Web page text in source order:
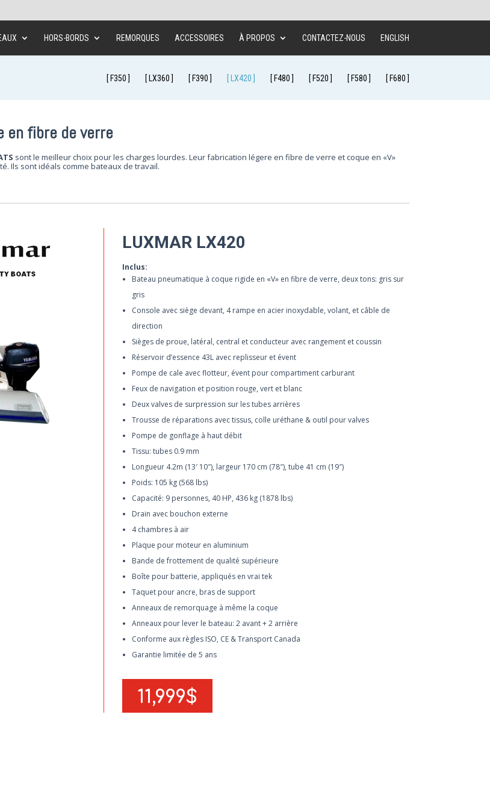
HORS-BORDS REMORQUES ACCESSOIRES À PROPOS CONTACTEZ-NOUS ENGLISH
[ F350 ] [ LX360 ] [ F390 ] [ LX420 ] [ F480 ] [ F520 ] [ F580 ] [ F680 ]
en fibre de verre
sont le meilleur choix pour les charges lourdes. Leur fabrication légere en fibre de verre et coque en «V»
Ils sont idéals comme bateaux de travail.
LUXMAR LX420
Inclus:
Bateau pneumatique à coque rigide en «V» en fibre de verre, deux tons: gris sur
gris
Console avec siège devant, 4 rampe en acier inoxydable, volant, et câble de
direction
Sièges de proue, latéral, central et conducteur avec rangement et coussin
Réservoir d’essence 43L avec replisseur et évent
Pompe de cale avec flotteur, évent pour compartiment carburant
Feux de navigation et position rouge, vert et blanc
Deux valves de surpression sur les tubes arrières
Trousse de réparations avec tissus, colle uréthane & outil pour valves
Pompe de gonflage à haut débit
Tissu: tubes 0.9 mm
Longueur 4.2m (13′ 10″), largeur 170 cm (78″), tube 41 cm (19″)
Poids: 105 kg (568 lbs)
Capacité: 9 personnes, 40 HP, 436 kg (1878 lbs)
Drain avec bouchon externe
4 chambres à air
Plaque pour moteur en aluminium
Bande de frottement de qualité supérieure
Boîte pour batterie, appliqués en vrai tek
Taquet pour ancre, bras de support
Anneaux de remorquage à même la coque
Anneaux pour lever le bateau: 2 avant + 2 arrière
Conforme aux règles ISO, CE & Transport Canada
Garantie limitée de 5 ans
11,999$